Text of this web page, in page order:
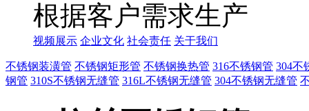
根据客户需求生产
视频展示 企业文化 社会责任 关于我们
不锈钢装潢管 不锈钢矩形管 不锈钢换热管 316不锈钢管 304不
钢管 310S不锈钢无缝管 316L不锈钢无缝管 304不锈钢无缝管